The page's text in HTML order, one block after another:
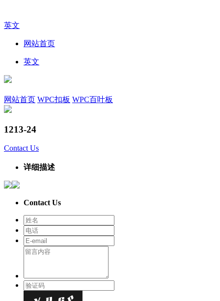
英文
网站首页
英文
网站首页 WPC扣板 WPC百叶板
1213-24
Contact Us
详细描述
Contact Us